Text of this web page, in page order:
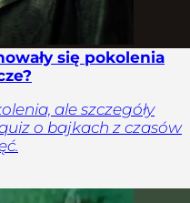
się pokolenia
ale szczegóły
o bajkach z czasów